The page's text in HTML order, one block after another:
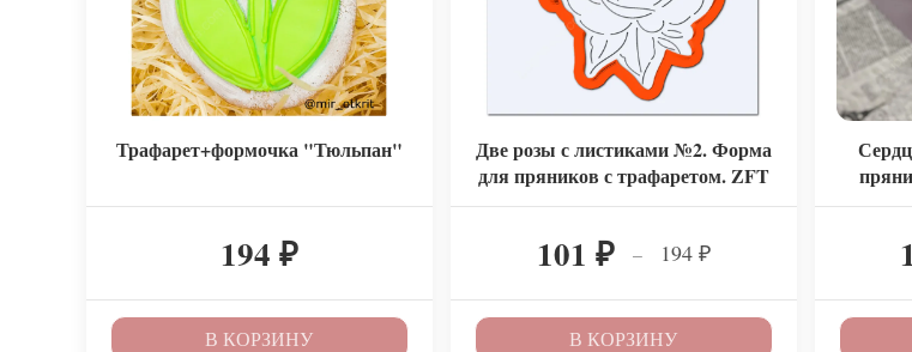
Трафарет+формочка "Тюльпан"
194 ₽
В КОРЗИНУ
Две розы с листиками №2. Форма
для пряников с трафаретом. ZFT
101 ₽ – 194 ₽
В КОРЗИНУ